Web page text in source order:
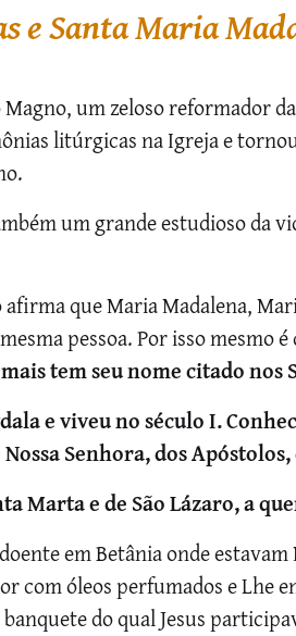
e Santa Maria
Magno, um zeloso reformador
litúrgicas na Igreja e
um grande estudioso da
que Maria Madalena,
pessoa. Por isso mesmo é
tem seu nome citado nos
e viveu no século I.
Senhora, dos
Marta e de São Lázaro, a
em Betânia onde
com óleos perfumados e Lhe
do qual Jesus